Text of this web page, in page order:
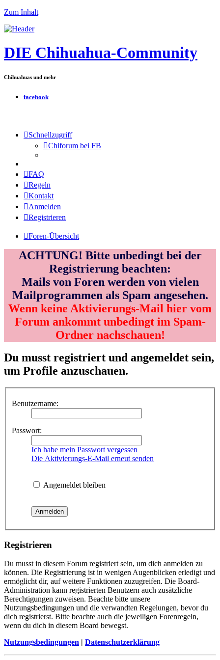
Zum Inhalt
DIE Chihuahua-Community
Chihuahuas und mehr
facebook
Schnellzugriff
Chiforum bei FB
FAQ
Regeln
Kontakt
Anmelden
Registrieren
Foren-Übersicht
ACHTUNG! Bitte unbedingt bei der
Registrierung beachten:
Mails von Foren werden von vielen
Mailprogrammen als Spam angesehen.
Wenn keine Aktivierungs-Mail hier vom
Forum ankommt unbedingt im Spam-
Ordner nachschauen!
Du musst registriert und angemeldet sein,
um Profile anzuschauen.
Benutzername:
Passwort:
Ich habe mein Passwort vergessen
Die Aktivierungs-E-Mail erneut senden
Angemeldet bleiben
Registrieren
Du musst in diesem Forum registriert sein, um dich anmelden zu
können. Die Registrierung ist in wenigen Augenblicken erledigt und
ermöglicht dir, auf weitere Funktionen zuzugreifen. Die Board-
Administration kann registrierten Benutzern auch zusätzliche
Berechtigungen zuweisen. Beachte bitte unsere
Nutzungsbedingungen und die verwandten Regelungen, bevor du
dich registrierst. Bitte beachte auch die jeweiligen Forenregeln,
wenn du dich in diesem Board bewegst.
Nutzungsbedingungen | Datenschutzerklärung